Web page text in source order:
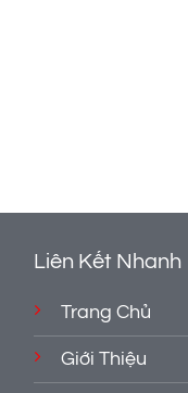
Liên Kết Nhanh
Trang Chủ
Giới Thiệu